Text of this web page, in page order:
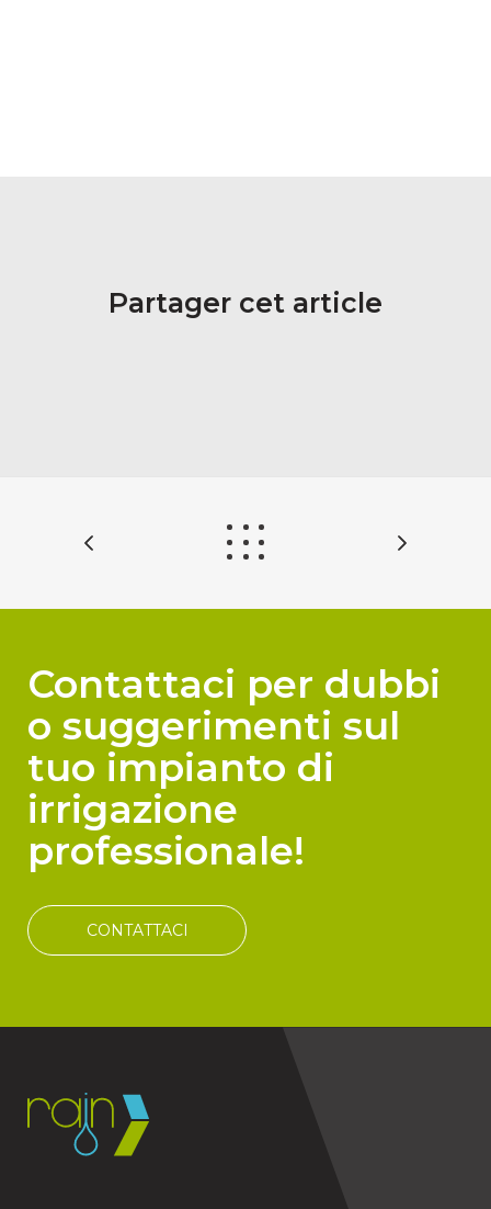
Partager cet article
Contattaci per dubbi
o suggerimenti sul
tuo impianto di
irrigazione
professionale!
CONTATTACI